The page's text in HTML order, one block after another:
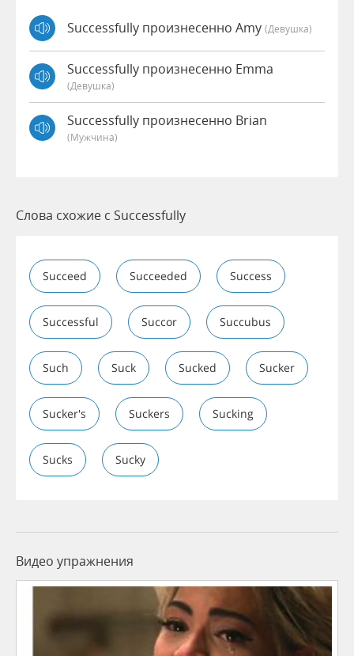
Successfully произнесенно Amy (девушка)
Successfully произнесенно Emma
(девушка)
Successfully произнесенно Brian
(мужчина)
Слова схожие с Successfully
Succeed Succeeded Success
Successful Succor Succubus
Such Suck Sucked Sucker
Sucker's Suckers Sucking
Sucks Sucky
Видео упражнения